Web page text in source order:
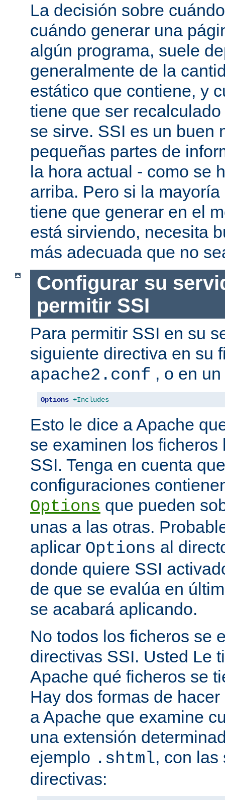
La decisión sobre
cuándo generar una
algún programa, suele
generalmente de la
estático que contiene, y
tiene que ser
se sirve. SSI es un buen
pequeñas partes de
la hora actual - como se
arriba. Pero si la
tiene que generar en el
está sirviendo, necesita
más adecuada que no
Configurar su
permitir SSI
Para permitir SSI en su
siguiente directiva en su
apache2.conf , o en
Options +Includes
Esto le dice a Apache
se examinen los
SSI. Tenga en cuenta
configuraciones
Options que pueden
unas a las otras.
aplicar Options al
donde quiere SSI
de que se evalúa en
se acabará aplicando.
No todos los ficheros se
directivas SSI. Usted Le
Apache qué ficheros se
Hay dos formas de
a Apache que examine
una extensión
ejemplo .shtml, con las
directivas: